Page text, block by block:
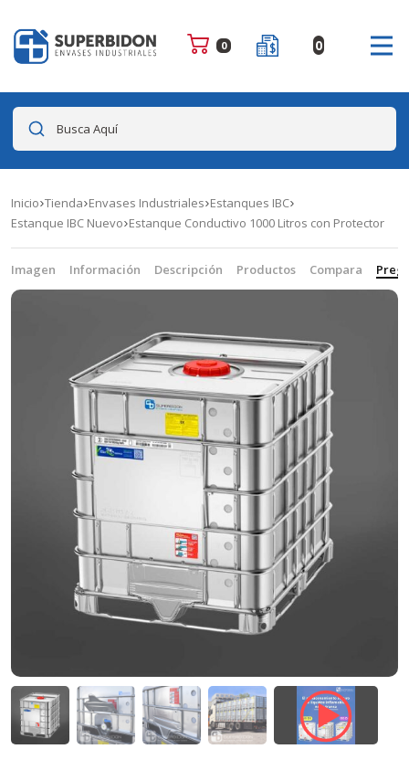
0 0
Busca Aquí
Inicio Tienda Envases Industriales Estanques IBC
Estanque IBC Nuevo Estanque Conductivo 1000 Litros con Protector
Imagen Información Descripción Productos Compara